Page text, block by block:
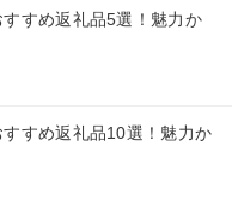
すめ返礼品5選！魅力か
すめ返礼品10選！魅力か